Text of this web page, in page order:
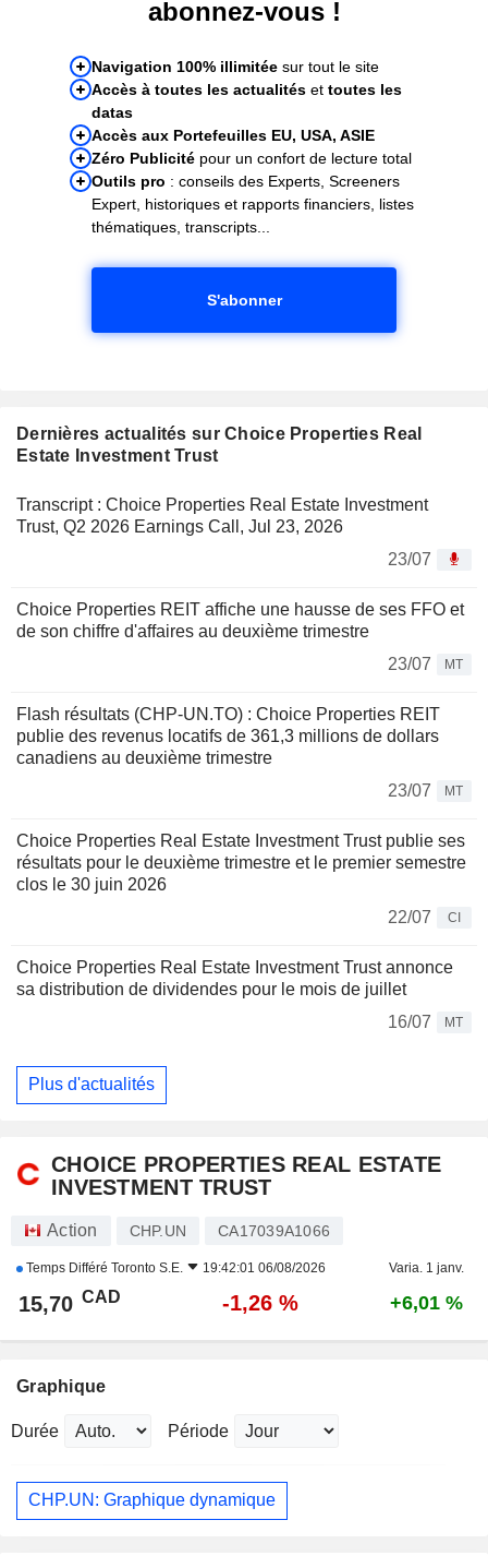
abonnez-vous !
Navigation 100% illimitée sur tout le site
Accès à toutes les actualités et toutes les
datas
Accès aux Portefeuilles EU, USA, ASIE
Zéro Publicité pour un confort de lecture total
Outils pro : conseils des Experts, Screeners
Expert, historiques et rapports financiers, listes
thématiques, transcripts...
S'abonner
Dernières actualités sur Choice Properties Real
Estate Investment Trust
Transcript : Choice Properties Real Estate Investment
Trust, Q2 2026 Earnings Call, Jul 23, 2026
23/07
Choice Properties REIT affiche une hausse de ses FFO et
de son chiffre d'affaires au deuxième trimestre
23/07
MT
Flash résultats (CHP-UN.TO) : Choice Properties REIT
publie des revenus locatifs de 361,3 millions de dollars
canadiens au deuxième trimestre
23/07
MT
Choice Properties Real Estate Investment Trust publie ses
résultats pour le deuxième trimestre et le premier semestre
clos le 30 juin 2026
22/07
CI
Choice Properties Real Estate Investment Trust annonce
sa distribution de dividendes pour le mois de juillet
16/07
MT
Plus d'actualités
CHOICE PROPERTIES REAL ESTATE
INVESTMENT TRUST
Action CHP.UN CA17039A1066
Temps Différé Toronto S.E. 19:42:01 06/08/2026 Varia. 1 janv.
15,70 CAD -1,26 % +6,01 %
Graphique
Durée Période
CHP.UN: Graphique dynamique